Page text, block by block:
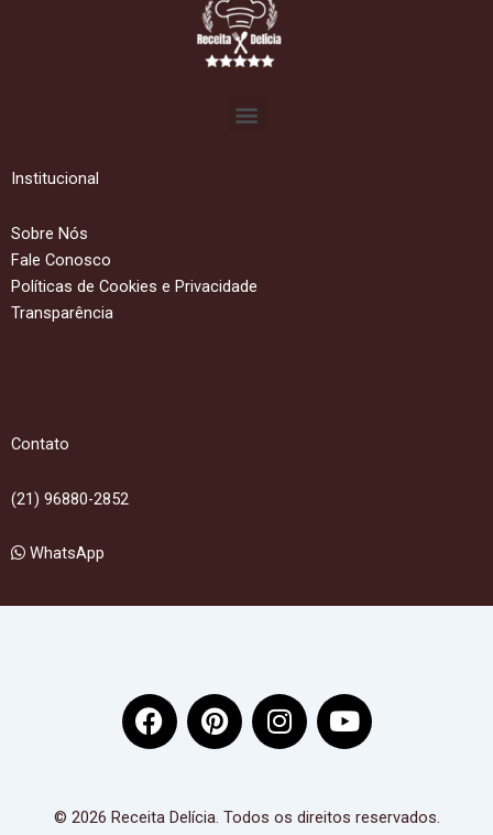
Menu
Institucional
Sobre Nós
Fale Conosco
Políticas de Cookies e Privacidade
Transparência
Contato
(21) 96880-2852
WhatsApp
F
a
b
P
i
e
I
n
a
Y
o
u
© 2026 Receita Delícia. Todos os direitos reservados.